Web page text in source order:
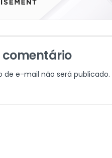
comentário
de e-mail não será publicado.